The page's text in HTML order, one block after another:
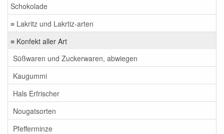
Schokolade
≡ Lakritz und Lakrtiz-arten
≡ Konfekt aller Art
Süßwaren und Zuckerwaren, abwiegen
Kaugummi
Hals Erfrischer
Nougatsorten
Pfefferminze